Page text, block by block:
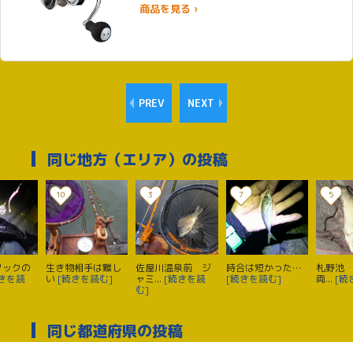
商品を見る ›
PREV NEXT
同じ地方（エリア）の投稿
クの
を読
10
生き物相手は難し
い [続きを読む]
3
佐屋川温泉前 ジ
ャミ... [続きを読
む]
7
時合は短かった…
[続きを読む]
5
札野池
両... [続
同じ都道府県の投稿